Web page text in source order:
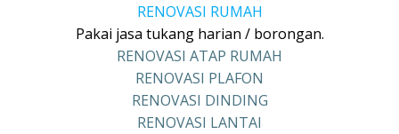
RENOVASI RUMAH
Pakai jasa tukang harian / borongan.
RENOVASI ATAP RUMAH
RENOVASI PLAFON
RENOVASI DINDING
RENOVASI LANTAI